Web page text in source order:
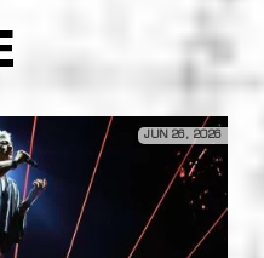
JUN 26, 2026